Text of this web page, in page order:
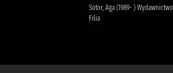
Sotor, Aga (1989- ) Wydawnictwo
Filia